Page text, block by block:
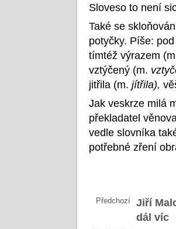
Sloveso to není
Také se
potyčky. Píše:
tímtéž výrazem
vztýčený (m.
jitřila (m. jítřila),
Jak veskrze milá
překladatel
vedle slovníka
potřebné zření
Předchozí
Jiří
dál víc